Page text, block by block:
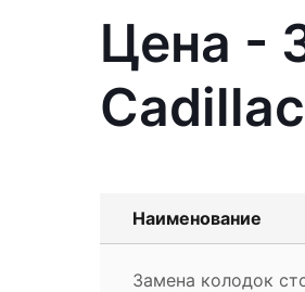
Цена -
Наименование
Замена колодок